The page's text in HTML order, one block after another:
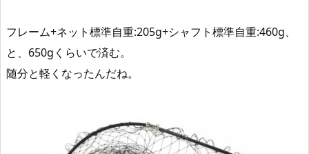
フレーム+ネット標準自重:205g+シャフト標準自重:460g、
と、650gくらいで済む。
随分と軽くなったんだね。